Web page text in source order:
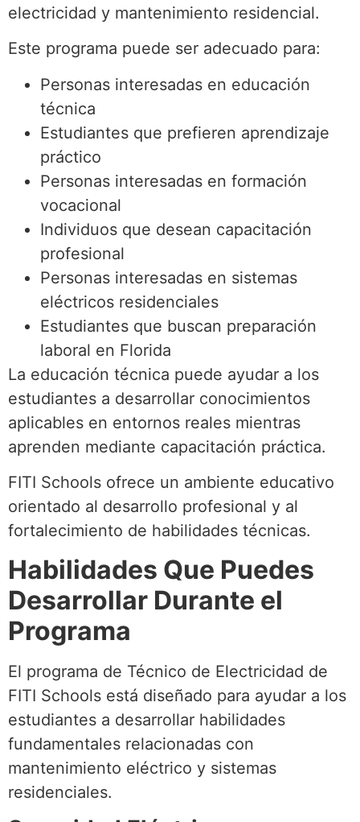
electricidad y mantenimiento residencial.
Este programa puede ser adecuado para:
Personas interesadas en educación
técnica
Estudiantes que prefieren aprendizaje
práctico
Personas interesadas en formación
vocacional
Individuos que desean capacitación
profesional
Personas interesadas en sistemas
eléctricos residenciales
Estudiantes que buscan preparación
laboral en Florida
La educación técnica puede ayudar a los
estudiantes a desarrollar conocimientos
aplicables en entornos reales mientras
aprenden mediante capacitación práctica.
FITI Schools ofrece un ambiente educativo
orientado al desarrollo profesional y al
fortalecimiento de habilidades técnicas.
Habilidades Que Puedes
Desarrollar Durante el
Programa
El programa de Técnico de Electricidad de
FITI Schools está diseñado para ayudar a los
estudiantes a desarrollar habilidades
fundamentales relacionadas con
mantenimiento eléctrico y sistemas
residenciales.